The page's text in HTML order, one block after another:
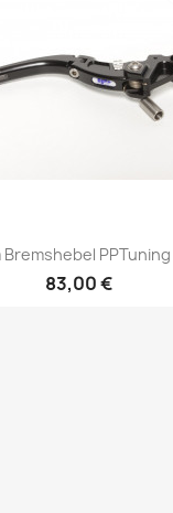
Vorschau
Bremshebel PPTuning
83,00 €